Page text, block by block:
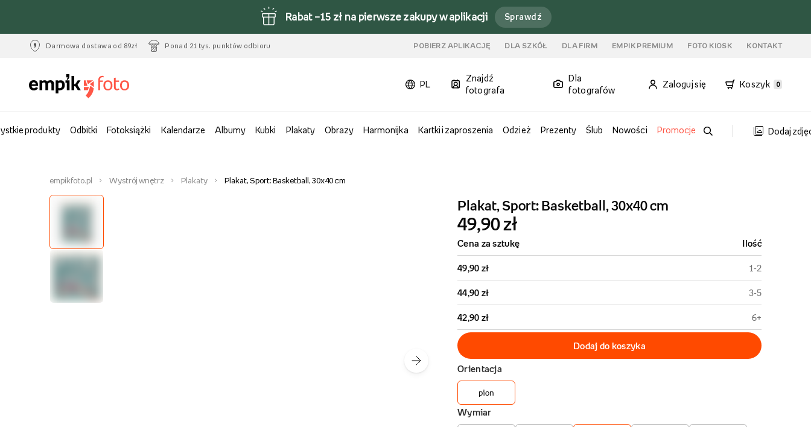
Rabat –15 zł na pierwsze zakupy w aplikacji Sprawdź
Darmowa dostawa od 89zł Ponad 21 tys. punktów odbioru POBIERZ APLIKACJĘ DLA SZKÓŁ DLA FIRM EMPIK PREMIUM FOTO KIOSK KONTAKT
PL
Znajdź
fotografa
Dla
fotografów
Zaloguj się Koszyk 0
produkty Odbitki Fotoksiążki Kalendarze Albumy Kubki Plakaty Obrazy Harmonijka Kartki i zaproszenia Odzież Prezenty Ślub Nowości Promocje Dodaj
empikfoto.pl Wystrój wnętrz Plakaty Plakat, Sport: Basketball, 30x40 cm